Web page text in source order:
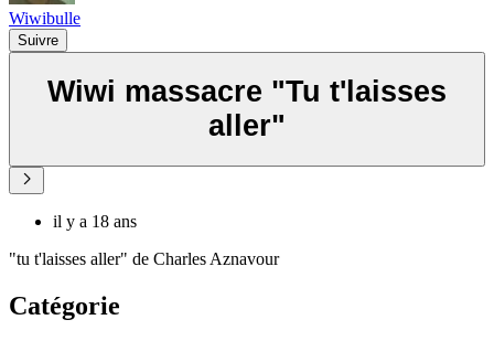
Wiwibulle
Suivre
Wiwi massacre "Tu t'laisses
aller"
il y a 18 ans
"tu t'laisses aller" de Charles Aznavour
Catégorie